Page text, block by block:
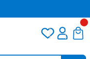
Regülatörü